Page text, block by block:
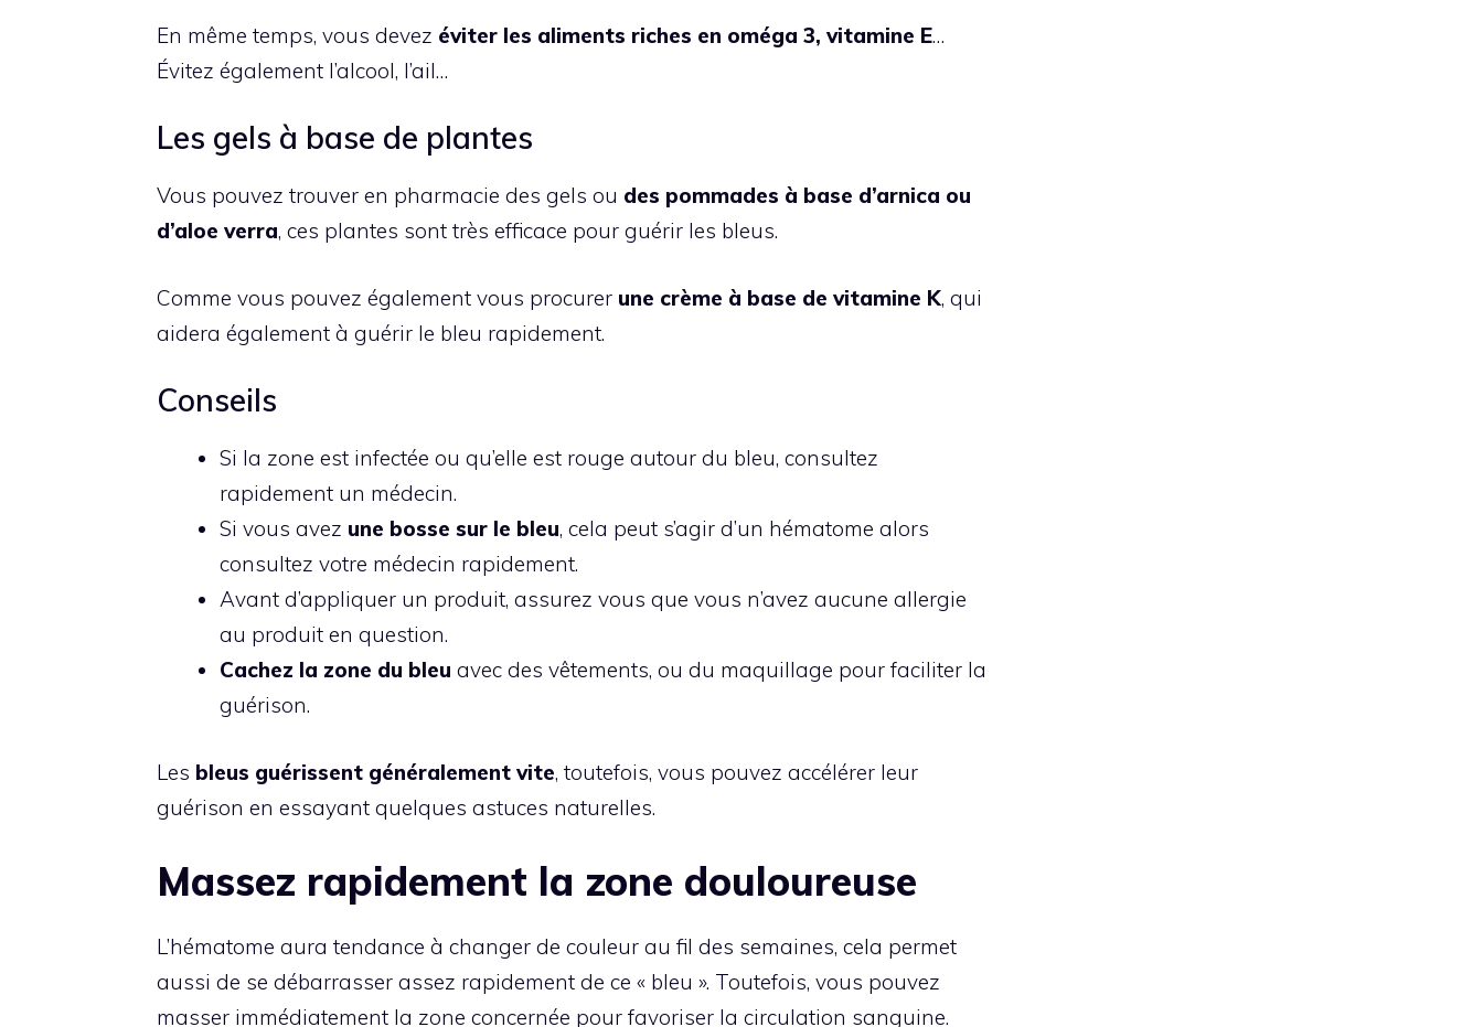
En même temps, vous devez éviter les aliments riches en oméga 3, vitamine E…
Évitez également l’alcool, l’ail…
Les gels à base de plantes
Vous pouvez trouver en pharmacie des gels ou des pommades à base d’arnica ou
d’aloe verra, ces plantes sont très efficace pour guérir les bleus.
Comme vous pouvez également vous procurer une crème à base de vitamine K, qui
aidera également à guérir le bleu rapidement.
Conseils
Si la zone est infectée ou qu’elle est rouge autour du bleu, consultez
rapidement un médecin.
Si vous avez une bosse sur le bleu, cela peut s’agir d’un hématome alors
consultez votre médecin rapidement.
Avant d’appliquer un produit, assurez vous que vous n’avez aucune allergie
au produit en question.
Cachez la zone du bleu avec des vêtements, ou du maquillage pour faciliter la
guérison.
Les bleus guérissent généralement vite, toutefois, vous pouvez accélérer leur
guérison en essayant quelques astuces naturelles.
Massez rapidement la zone douloureuse
L’hématome aura tendance à changer de couleur au fil des semaines, cela permet
aussi de se débarrasser assez rapidement de ce « bleu ». Toutefois, vous pouvez
masser immédiatement la zone concernée pour favoriser la circulation sanguine.